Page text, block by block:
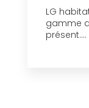
LG
gamme
présent....